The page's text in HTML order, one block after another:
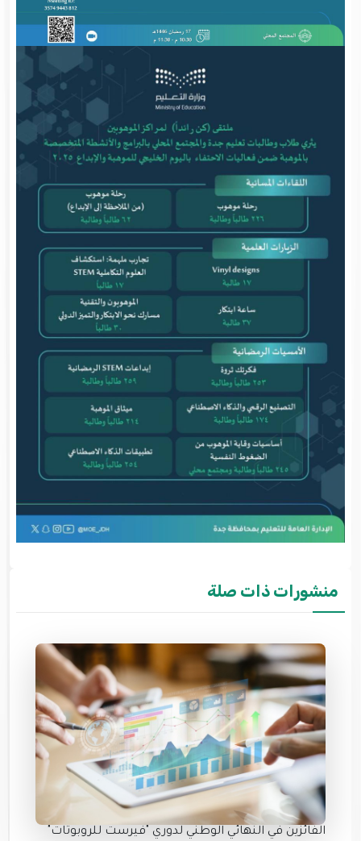
منشورات ذات صلة
الفائزين في النهائي الوطني لدوري "فيرست للروبوتات"